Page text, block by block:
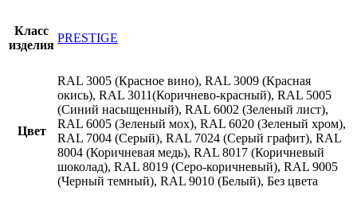
Класс
изделия
PRESTIGE
Цвет
RAL 3005 (Красное вино), RAL 3009 (Красная
окись), RAL 3011(Коричнево-красный), RAL 5005
(Синий насыщенный), RAL 6002 (Зеленый лист),
RAL 6005 (Зеленый мох), RAL 6020 (Зеленый хром),
RAL 7004 (Серый), RAL 7024 (Серый графит), RAL
8004 (Коричневая медь), RAL 8017 (Коричневый
шоколад), RAL 8019 (Серо-коричневый), RAL 9005
(Черный темный), RAL 9010 (Белый), Без цвета